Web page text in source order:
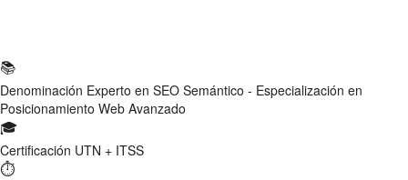
📚
Denominación Experto en SEO Semántico - Especialización en
Posicionamiento Web Avanzado
🎓
Certificación UTN + ITSS
⏱